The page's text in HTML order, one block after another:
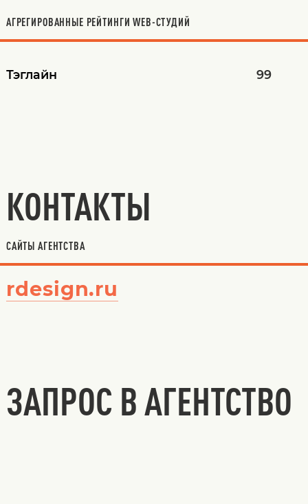
АГРЕГИРОВАННЫЕ РЕЙТИНГИ WEB-СТУДИЙ
Тэглайн 99
КОНТАКТЫ
САЙТЫ АГЕНТСТВА
rdesign.ru
ЗАПРОС В АГЕНТСТВО